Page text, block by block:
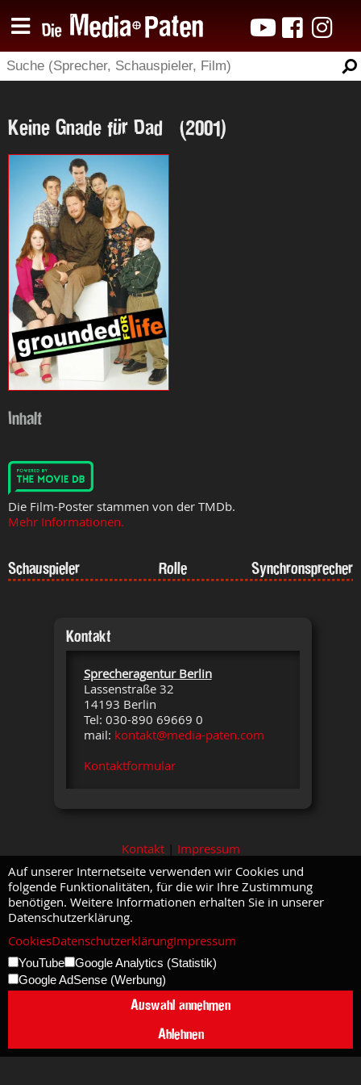
Keine Gnade für Dad (2001)
Inhalt
Die Film-Poster stammen von der TMDb.
Mehr Informationen.
Schauspieler Rolle Synchronsprecher
Kontakt
Sprecheragentur Berlin
Lassenstraße 32
14193 Berlin
Tel: 030-890 69669 0
mail: kontakt@media-paten.com
Kontaktformular
Kontakt| Impressum
Auf unserer Internetseite verwenden wir Cookies und
folgende Funktionalitäten, für die wir Ihre Zustimmung
benötigen. Weitere Informationen erhalten Sie in unserer
Datenschutzerklärung.
CookiesDatenschutzerklärungImpressum
YouTube
Google Analytics (Statistik)
Google AdSense (Werbung)
Auswahl annehmen
Ablehnen